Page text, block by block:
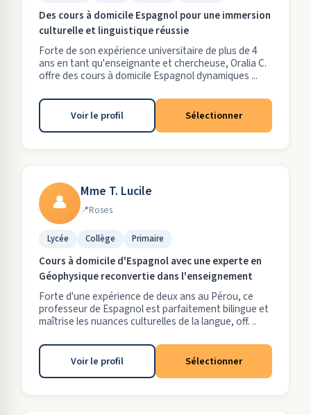
Des cours à domicile Espagnol pour une immersion
culturelle et linguistique réussie
Forte de son expérience universitaire de plus de 4
ans en tant qu'enseignante et chercheuse, Oralia C.
offre des cours à domicile Espagnol dynamiques ...
Voir le profil Sélectionner
👤 Mme T. Lucile
Roses
Lycée Collège Primaire
Cours à domicile d'Espagnol avec une experte en
Géophysique reconvertie dans l'enseignement
Forte d'une expérience de deux ans au Pérou, ce
professeur de Espagnol est parfaitement bilingue et
maîtrise les nuances culturelles de la langue, off. ..
Voir le profil Sélectionner